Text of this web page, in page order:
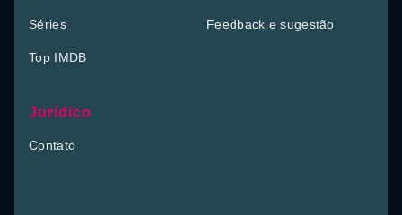
Séries
Top IMDB
Feedback e sugestão
Jurídico
Contato